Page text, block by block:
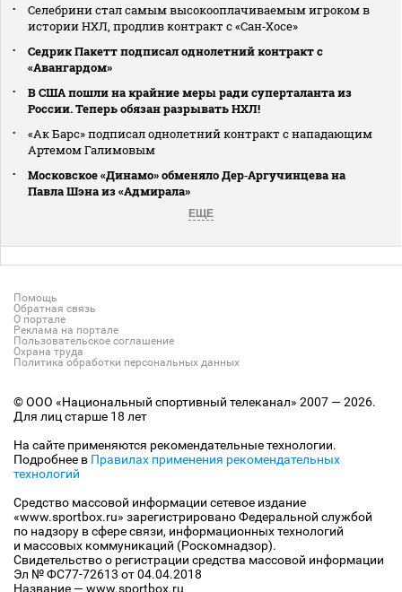
Селебрини стал самым высокооплачиваемым игроком в
истории НХЛ, продлив контракт с «Сан‑Хосе»
Седрик Пакетт подписал однолетний контракт с
«Авангардом»
В США пошли на крайние меры ради суперталанта из
России. Теперь обязан разрывать НХЛ!
«Ак Барс» подписал однолетний контракт с нападающим
Артемом Галимовым
Московское «Динамо» обменяло Дер‑Аргучинцева на
Павла Шэна из «Адмирала»
ЕЩЕ
Помощь
Обратная связь
О портале
Реклама на портале
Пользовательское соглашение
Охрана труда
Политика обработки персональных данных
© ООО «Национальный спортивный телеканал» 2007 — 2026.
Для лиц старше 18 лет
На сайте применяются рекомендательные технологии.
Подробнее в Правилах применения рекомендательных
технологий
Средство массовой информации сетевое издание
«www.sportbox.ru» зарегистрировано Федеральной службой
по надзору в сфере связи, информационных технологий
и массовых коммуникаций (Роскомнадзор).
Свидетельство о регистрации средства массовой информации
Эл № ФС77-72613 от 04.04.2018
Название — www.sportbox.ru